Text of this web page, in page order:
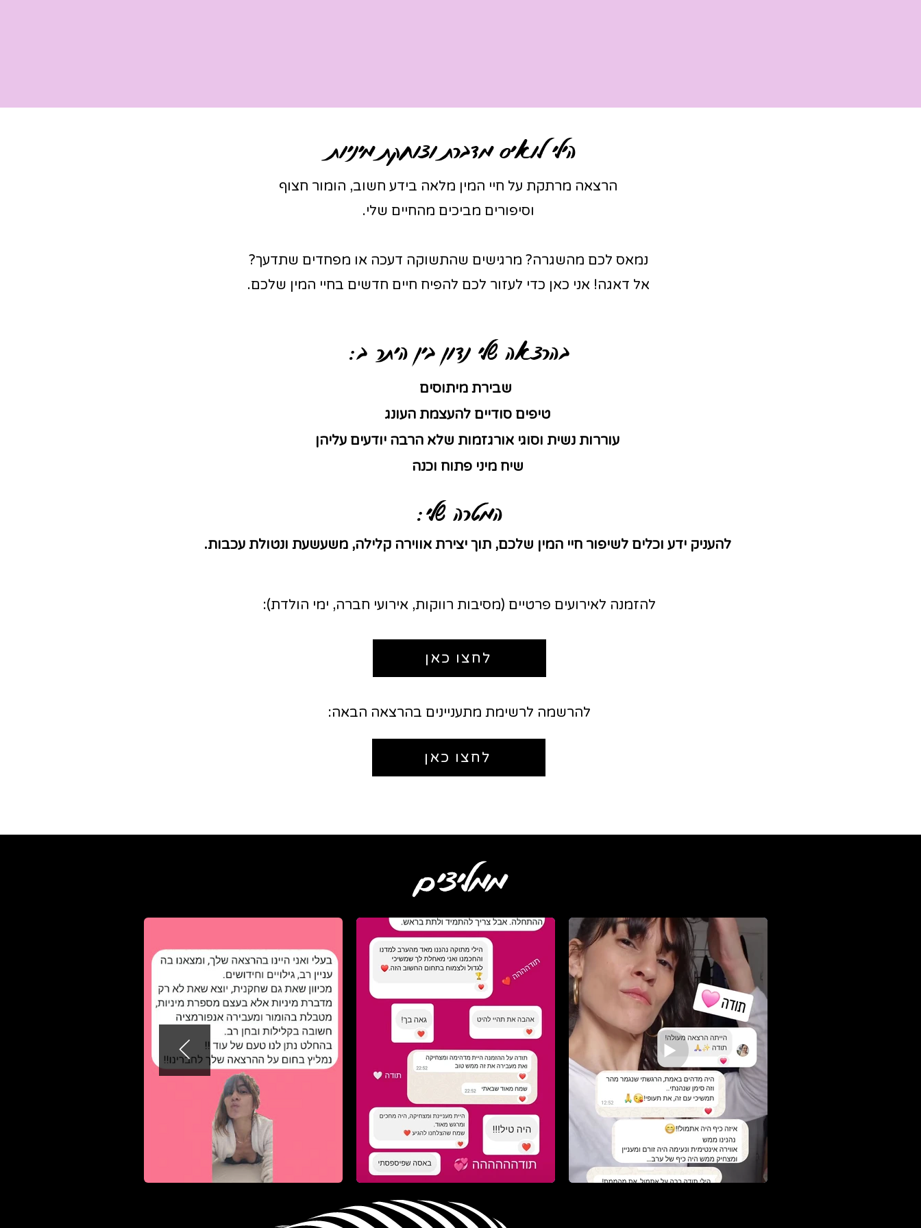
הילי לואיס מדברת וצוחקת מיניות
הרצאה מרתקת על חיי המין מלאה בידע חשוב, הומור חצוף
וסיפורים מביכים מהחיים שלי.
נמאס לכם מהשגרה? מרגישים שהתשוקה דעכה או מפחדים שתדעך?
אל דאגה! אני כאן כדי לעזור לכם להפיח חיים חדשים בחיי המין שלכם.
בהרצאה שלי נדון בין היתר ב:
שבירת מיתוסים
טיפים סודיים להעצמת העונג
עוררות נשית וסוגי אורגזמות שלא הרבה יודעים עליהן
שיח מיני פתוח וכנה
המטרה שלי:
להעניק ידע וכלים לשיפור חיי המין שלכם, תוך יצירת אווירה קלילה, משעשעת ונטולת עכבות.
להזמנה לאירועים פרטיים (מסיבות רווקות, אירועי חברה, ימי הולדת):
לחצו כאן
להרשמה לרשימת מתעניינים בהרצאה הבאה:
לחצו כאן
ממליצים